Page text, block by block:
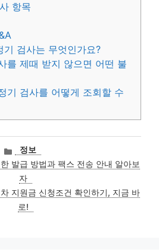
항목
기 검사는 무엇인가요?
를 제때 받지 않으면 어떤 불
기 검사를 어떻게 조회할 수
카
테
고
리
정보
발급 방법과 팩스 전송 안내 알아보
자
지원금 신청조건 확인하기, 지금 바
로!